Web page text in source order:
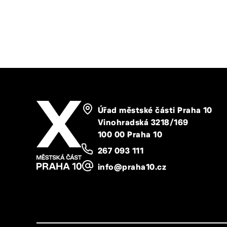
Úřad městské části Praha 10
Vinohradská 3218/169
100 00 Praha 10
267 093 111
info@praha10.cz